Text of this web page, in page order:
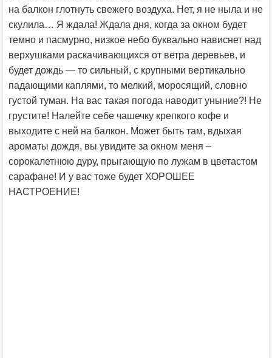
на балкон глотнуть свежего воздуха. Нет, я не ныла и не
скулила… Я ждала! Ждала дня, когда за окном будет
темно и пасмурно, низкое небо буквально нависнет над
верхушками раскачивающихся от ветра деревьев, и
будет дождь — то сильный, с крупными вертикально
падающими каплями, то мелкий, моросящий, словно
густой туман. На вас такая погода наводит уныние?! Не
грустите! Налейте себе чашечку крепкого кофе и
выходите с ней на балкон. Может быть там, вдыхая
ароматы дождя, вы увидите за окном меня –
сорокалетнюю дуру, прыгающую по лужам в цветастом
сарафане! И у вас тоже будет ХОРОШЕЕ
НАСТРОЕНИЕ!